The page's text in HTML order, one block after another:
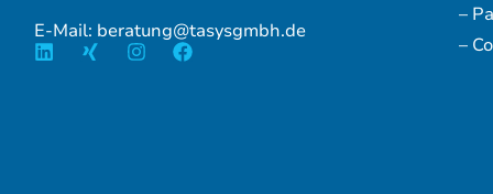
E-Mail: beratung@tasysgmbh.de
–
–